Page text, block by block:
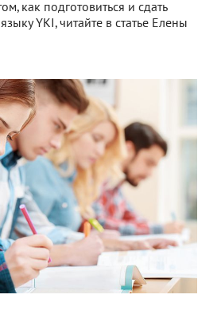
как подготовиться и сдать
YKI, читайте в статье Елены